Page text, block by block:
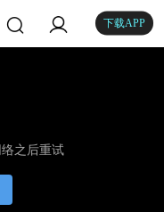
下载APP
之后重试